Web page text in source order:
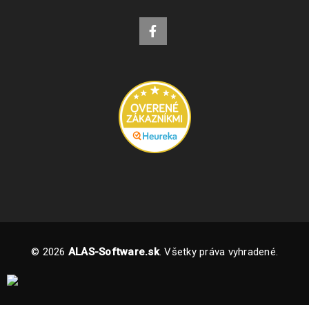
© 2026 ALAS-Software.sk. Všetky práva vyhradené.